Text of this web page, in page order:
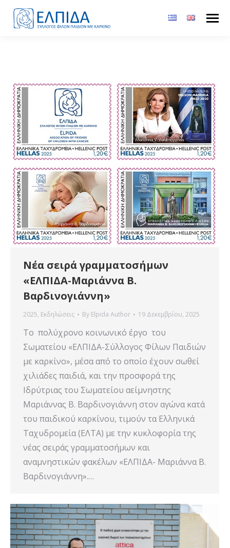
Νέα σειρά γραμματοσήμων
«ΕΛΠΙΔΑ-Μαριάννα Β.
Βαρδινογιάννη»
2025, Εκδηλώσεις By Elpida Author 19 Δεκεμβρίου, 2025
Το πολύχρονο κοινωνικό έργο του
Σωματείου «ΕΛΠΙΔΑ-Σύλλογος Φίλων Παιδιών
με καρκίνο», μέσα από το οποίο έχουν σωθεί
χιλιάδες παιδιά, και την προσφορά της
Ιδρύτριας του Σωματείου αείμνηστης
Μαριάννας Β. Βαρδινογιάννη στον αγώνα κατά
του παιδικού καρκίνου, τιμούν τα Ελληνικά
Ταχυδρομεία (ΕΛΤΑ) με την κυκλοφορία της
νέας σειράς γραμματοσήμων και
αναμνηστικών φακέλων «ΕΛΠΙΔΑ- Μαριάννα Β.
Βαρδινογιάννη».…